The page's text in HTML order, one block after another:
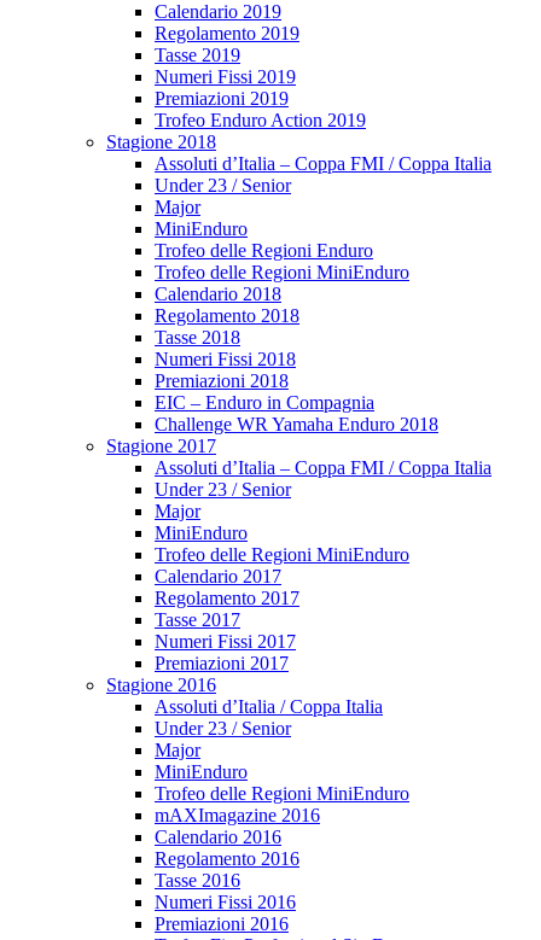
Calendario 2019
Regolamento 2019
Tasse 2019
Numeri Fissi 2019
Premiazioni 2019
Trofeo Enduro Action 2019
Stagione 2018
Assoluti d’Italia – Coppa FMI / Coppa Italia
Under 23 / Senior
Major
MiniEnduro
Trofeo delle Regioni Enduro
Trofeo delle Regioni MiniEnduro
Calendario 2018
Regolamento 2018
Tasse 2018
Numeri Fissi 2018
Premiazioni 2018
EIC – Enduro in Compagnia
Challenge WR Yamaha Enduro 2018
Stagione 2017
Assoluti d’Italia – Coppa FMI / Coppa Italia
Under 23 / Senior
Major
MiniEnduro
Trofeo delle Regioni MiniEnduro
Calendario 2017
Regolamento 2017
Tasse 2017
Numeri Fissi 2017
Premiazioni 2017
Stagione 2016
Assoluti d’Italia / Coppa Italia
Under 23 / Senior
Major
MiniEnduro
Trofeo delle Regioni MiniEnduro
mAXImagazine 2016
Calendario 2016
Regolamento 2016
Tasse 2016
Numeri Fissi 2016
Premiazioni 2016